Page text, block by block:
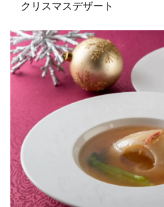
クリスマスデザート